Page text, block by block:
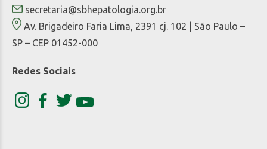
secretaria@sbhepatologia.org.br
Av. Brigadeiro Faria Lima, 2391 cj. 102 | São Paulo –
SP – CEP 01452-000
Redes Sociais